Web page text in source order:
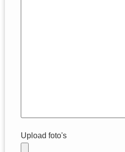
Upload foto's